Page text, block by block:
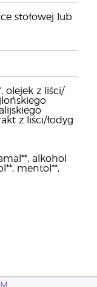
stołowej lub
olejek z liści/
z liści/łodyg
alkohol
mentol**,